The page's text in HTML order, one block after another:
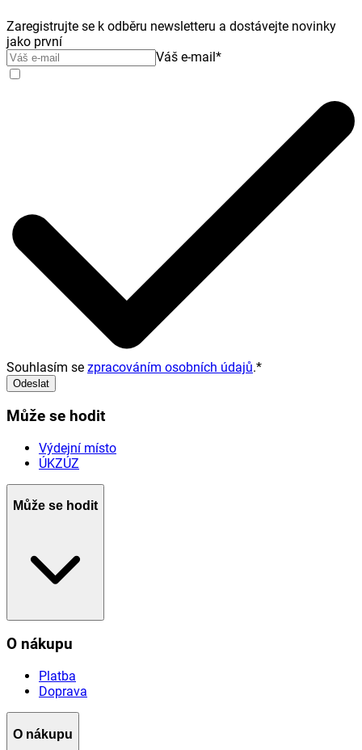
Zaregistrujte se k odběru newsletteru a dostávejte novinky
jako první
Váš e-mail*
Souhlasím se zpracováním osobních údajů.*
Odeslat
Může se hodit
Výdejní místo
ÚKZÚZ
Může se hodit
O nákupu
Platba
Doprava
O nákupu